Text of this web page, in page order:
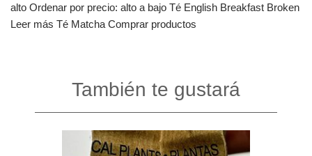
alto Ordenar por precio: alto a bajo Té English Breakfast Broken
Leer más Té Matcha Comprar productos
También te gustará